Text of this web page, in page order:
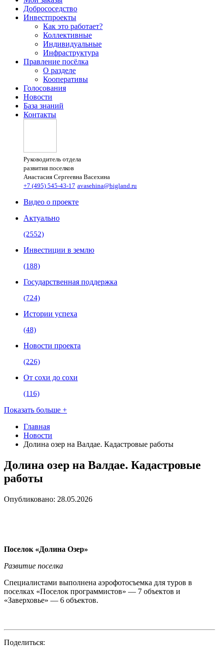
Добрососедство
Инвестпроекты
Как это работает?
Коллективные
Индивидуальные
Инфраструктура
Правление посёлка
О разделе
Кооперативы
Голосования
Новости
База знаний
Контакты
Руководитель отдела
развития поселков
Анастасия Сергеевна Васехина
+7 (495) 545-43-17 avasehina@bigland.ru
Видео о проекте
Актуально
(2552)
Инвестиции в землю
(188)
Государственная поддержка
(724)
Истории успеха
(48)
Новости проекта
(226)
От сохи до сохи
(116)
Показать больше +
Главная
Новости
Долина озер на Валдае. Кадастровые работы
Долина озер на Валдае. Кадастровые
работы
Опубликовано: 28.05.2026
Поселок «Долина Озер»
Развитие поселка
Специалистами выполнена аэрофотосъемка для туров в
поселках «Поселок программистов» — 7 объектов и
«Заверховье» — 6 объектов.
Поделиться: